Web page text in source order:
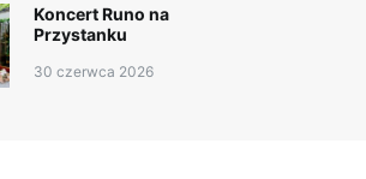
Koncert Runo na
Przystanku
30 czerwca 2026